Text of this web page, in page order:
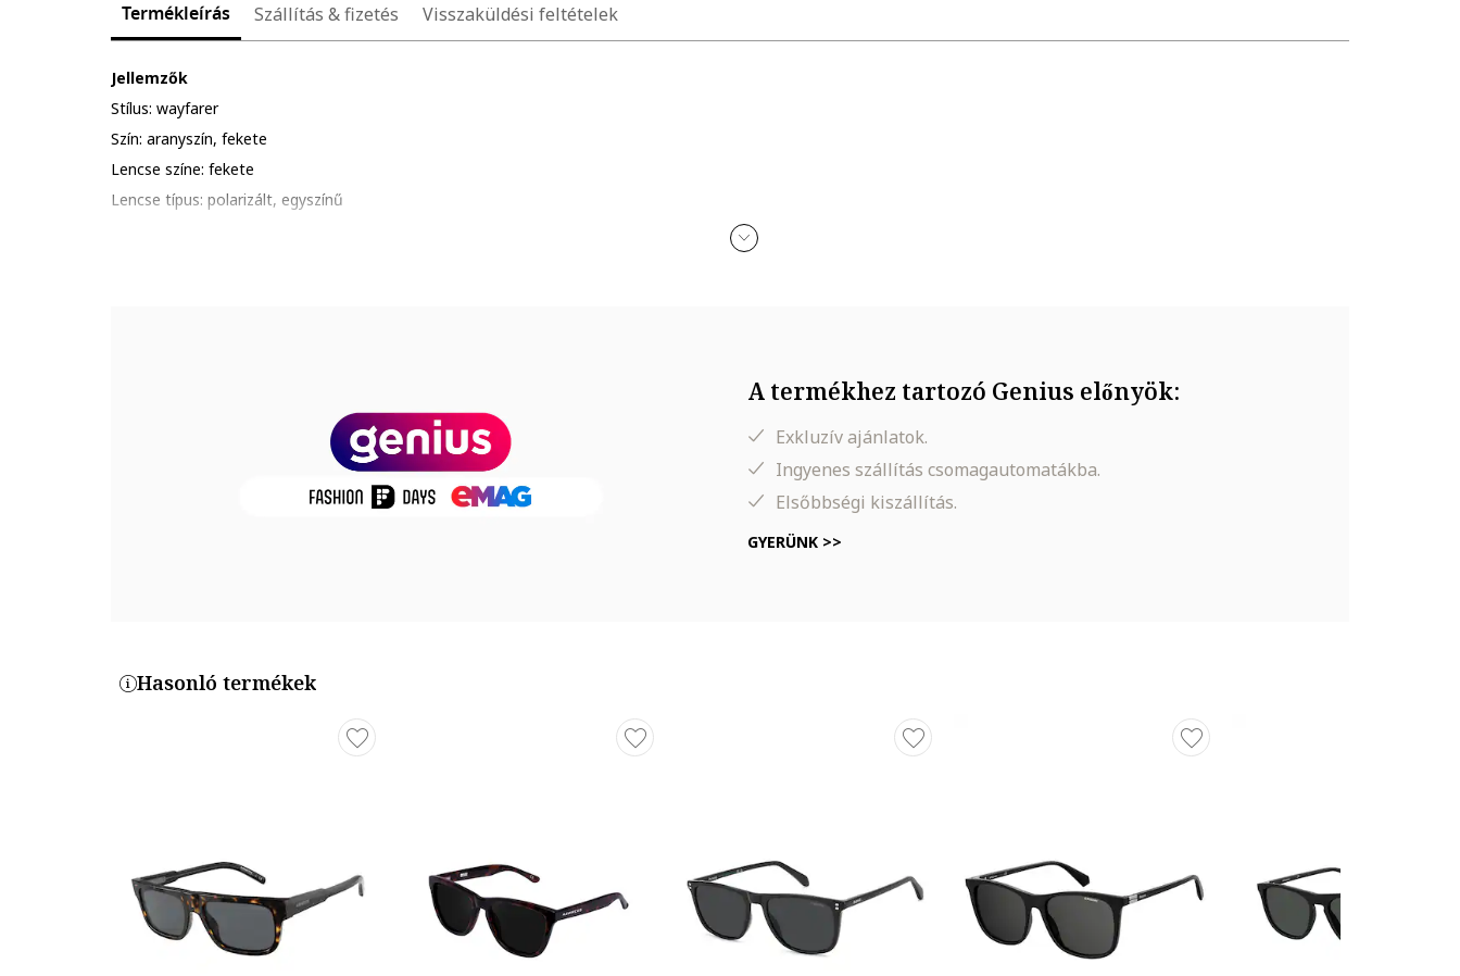
Termékleírás Szállítás & fizetés Visszaküldési feltételek
Jellemzők
Stílus: wayfarer
Szín: aranyszín, fekete
Lencse színe: fekete
Lencse típus: polarizált, egyszínű
GG0687S-002
A termékhez tartozó Genius előnyök:
Exkluzív ajánlatok.
Ingyenes szállítás csomagautomatákba.
Elsőbbségi kiszállítás.
GYERÜNK >>
Hasonló termékek